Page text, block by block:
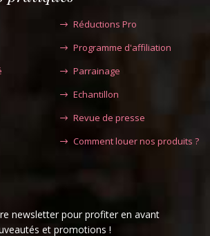
Réductions Pro
Programme d'affiliation
Parrainage
Echantillon
Revue de presse
Comment louer nos produits ?
newsletter pour profiter en avant
et promotions !